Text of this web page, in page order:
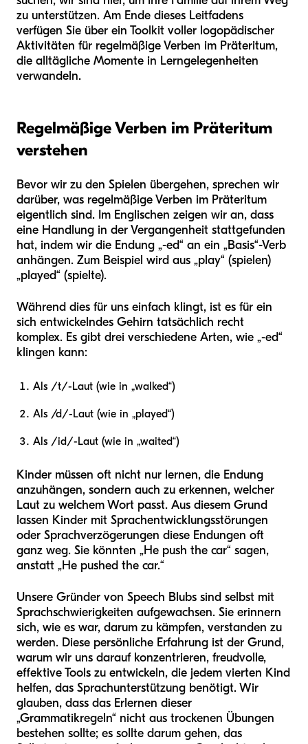
zu unterstützen. Am Ende dieses Leitfadens
verfügen Sie über ein Toolkit voller logopädischer
Aktivitäten für regelmäßige Verben im Präteritum,
die alltägliche Momente in Lerngelegenheiten
verwandeln.
Regelmäßige Verben im Präteritum
verstehen
Bevor wir zu den Spielen übergehen, sprechen wir
darüber, was regelmäßige Verben im Präteritum
eigentlich sind. Im Englischen zeigen wir an, dass
eine Handlung in der Vergangenheit stattgefunden
hat, indem wir die Endung „-ed“ an ein „Basis“-Verb
anhängen. Zum Beispiel wird aus „play“ (spielen)
„played“ (spielte).
Während dies für uns einfach klingt, ist es für ein
sich entwickelndes Gehirn tatsächlich recht
komplex. Es gibt drei verschiedene Arten, wie „-ed“
klingen kann:
Als /t/-Laut (wie in „walked“)
Als /d/-Laut (wie in „played“)
Als /id/-Laut (wie in „waited“)
Kinder müssen oft nicht nur lernen, die Endung
anzuhängen, sondern auch zu erkennen, welcher
Laut zu welchem Wort passt. Aus diesem Grund
lassen Kinder mit Sprachentwicklungsstörungen
oder Sprachverzögerungen diese Endungen oft
ganz weg. Sie könnten „He push the car“ sagen,
anstatt „He pushed the car.“
Unsere Gründer von Speech Blubs sind selbst mit
Sprachschwierigkeiten aufgewachsen. Sie erinnern
sich, wie es war, darum zu kämpfen, verstanden zu
werden. Diese persönliche Erfahrung ist der Grund,
warum wir uns darauf konzentrieren, freudvolle,
effektive Tools zu entwickeln, die jedem vierten Kind
helfen, das Sprachunterstützung benötigt. Wir
glauben, dass das Erlernen dieser
„Grammatikregeln“ nicht aus trockenen Übungen
bestehen sollte; es sollte darum gehen, das